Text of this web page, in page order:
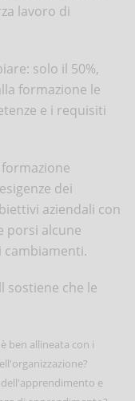
lavoro di
solo il 50%,
formazione le
e i requisiti
dei
aziendali con
porsi alcune
sostiene che le
ben allineata con i
e